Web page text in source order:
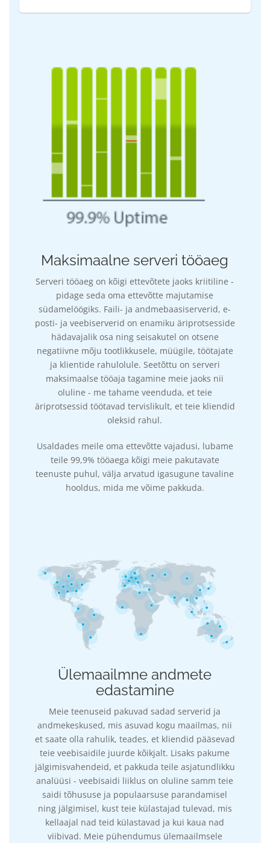
Maksimaalne serveri tööaeg
Serveri tööaeg on kõigi ettevõtete jaoks kriitiline -
pidage seda oma ettevõtte majutamise
südamelöögiks. Faili- ja andmebaasiserverid, e-
posti- ja veebiserverid on enamiku äriprotsesside
hädavajalik osa ning seisakutel on otsene
negatiivne mõju tootlikkusele, müügile, töötajate
ja klientide rahulolule. Seetõttu on serveri
maksimaalse tööaja tagamine meie jaoks nii
oluline - me tahame veenduda, et teie
äriprotsessid töötavad tervislikult, et teie kliendid
oleksid rahul.
Usaldades meile oma ettevõtte vajadusi, lubame
teile 99,9% tööaega kõigi meie pakutavate
teenuste puhul, välja arvatud igasugune tavaline
hooldus, mida me võime pakkuda.
Ülemaailmne andmete
edastamine
Meie teenuseid pakuvad sadad serverid ja
andmekeskused, mis asuvad kogu maailmas, nii
et saate olla rahulik, teades, et kliendid pääsevad
teie veebisaidile juurde kõikjalt. Lisaks pakume
jälgimisvahendeid, et pakkuda teile asjatundlikku
analüüsi - veebisaidi liiklus on oluline samm teie
saidi tõhususe ja populaarsuse parandamisel
ning jälgimisel, kust teie külastajad tulevad, mis
kellaajal nad teid külastavad ja kui kaua nad
viibivad. Meie pühendumus ülemaailmsele